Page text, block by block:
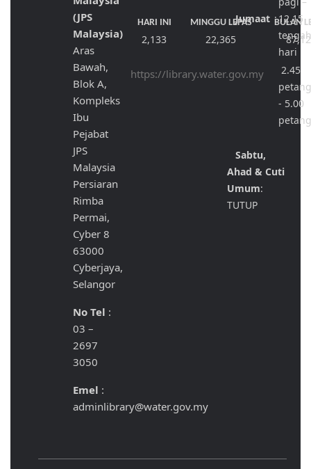
(JPS
Malaysia)
Aras
Bawah,
Blok A,
Kompleks
Ibu
Pejabat
JPS
Malaysia
Persiaran
Rimba
Permai,
Cyber 8
63000
Cyberjaya,
Selangor
No Tel :
03 –
2697
3050
Emel :
adminlibrary@water.gov.my
HARI INI MINGGU LEPAS BULAN
2,133 22,365
https://library.water.gov.my
Jumaat :12.15
hari
2.45
- 5.00
Sabtu,
Ahad & Cuti
Umum:
TUTUP